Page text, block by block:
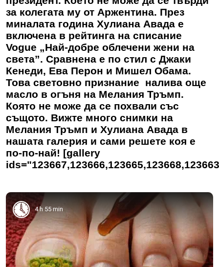
за колегата му от Аржентина. През
миналата година Хулиана Авада е
включена в рейтинга на списание
Vogue „Най-добре облечени жени на
света”. Сравнена е по стил с Джаки
Кенеди, Ева Перон и Мишел Обама.
Това световно признание налива още
масло в огъня на Мелания Тръмп.
Която не може да се похвали със
същото. Вижте много снимки на
Мелания Тръмп и Хулиана Авада в
нашата галерия и сами решете коя е
по-по-най! [gallery
4 h 55 min